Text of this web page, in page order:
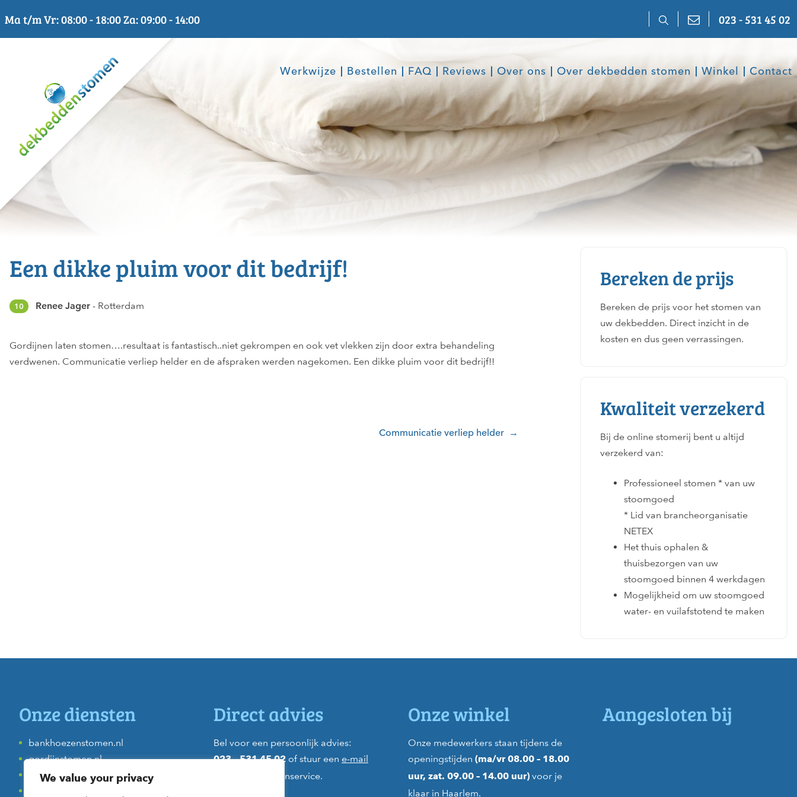
We value your privacy
to
content
Ma t/m Vr: 08:00 - 18:00 Za: 09:00 - 14:00 023 - 531 45 02
Werkwijze Bestellen FAQ Reviews Over ons Over dekbedden stomen Winkel Contact
Een dikke pluim voor dit bedrijf!
10 Renee Jager Rotterdam
Gordijnen laten stomen….resultaat is fantastisch..niet gekrompen en ook vet vlekken zijn door extra behandeling
verdwenen. Communicatie verliep helder en de afspraken werden nagekomen. Een dikke pluim voor dit bedrijf!!
Communicatie verliep helder
Bereken de prijs
Bereken de prijs voor het stomen van
uw dekbedden. Direct inzicht in de
kosten en dus geen verrassingen.
Kwaliteit verzekerd
Bij de online stomerij bent u altijd
verzekerd van:
Professioneel stomen * van uw
stoomgoed
* Lid van brancheorganisatie
NETEX
Het thuis ophalen &
thuisbezorgen van uw
stoomgoed binnen 4 werkdagen
Mogelijkheid om uw stoomgoed
water- en vuilafstotend te maken
Onze diensten
bankhoezenstomen.nl
gordijnstomen.nl
dekbeddenstomen.nl
Direct advies
Bel voor een persoonlijk advies:
023 – 531 45 02 of stuur een e-mail
naar onze klantenservice.
Onze winkel
Onze medewerkers staan tijdens de
openingstijden (ma/vr 08.00 – 18.00
uur, zat. 09.00 – 14.00 uur) voor je
klaar in Haarlem.
Aangesloten bij